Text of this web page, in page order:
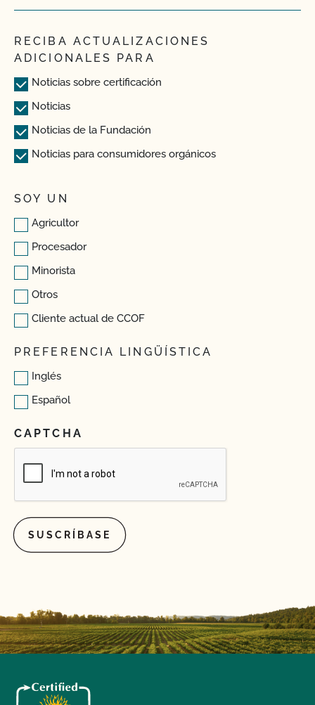
RECIBA ACTUALIZACIONES
ADICIONALES PARA
Noticias sobre certificación
Noticias
Noticias de la Fundación
Noticias para consumidores orgánicos
SOY UN
Agricultor
Procesador
Minorista
Otros
Cliente actual de CCOF
PREFERENCIA LINGÜÍSTICA
Inglés
Español
CAPTCHA